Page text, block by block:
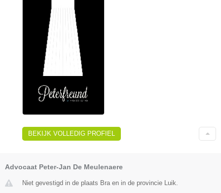
BEKIJK VOLLEDIG PROFIEL
Advocaat Peter-Jan De Meulenaere
Niet gevestigd in de plaats Bra en in de provincie Luik.